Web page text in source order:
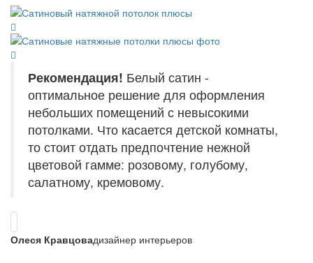
Рекомендация! Белый сатин -
оптимальное решение для оформления
небольших помещений с невысокими
потолками. Что касается детской комнаты,
то стоит отдать предпочтение нежной
цветовой гамме: розовому, голубому,
салатному, кремовому.
Олеся Кравцовадизайнер интерьеров